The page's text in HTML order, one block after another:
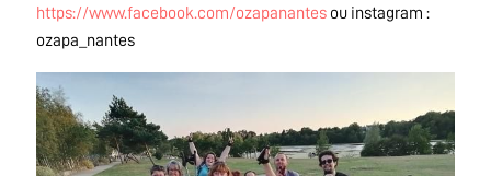
https://www.facebook.com/ozapanantesou instagram :
ozapa_nantes